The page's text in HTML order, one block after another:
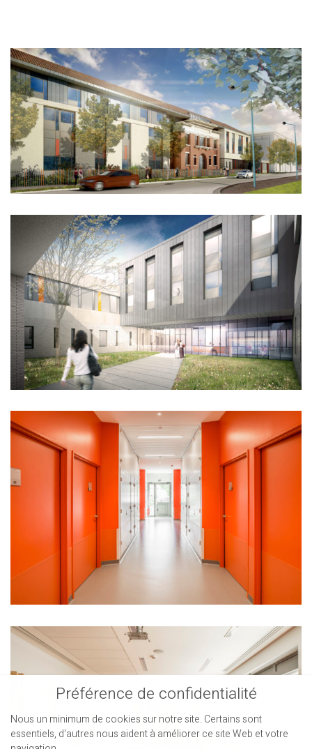
Préférence de confidentialité
Nous un minimum de cookies sur notre site. Certains sont
essentiels, d'autres nous aident à améliorer ce site Web et votre